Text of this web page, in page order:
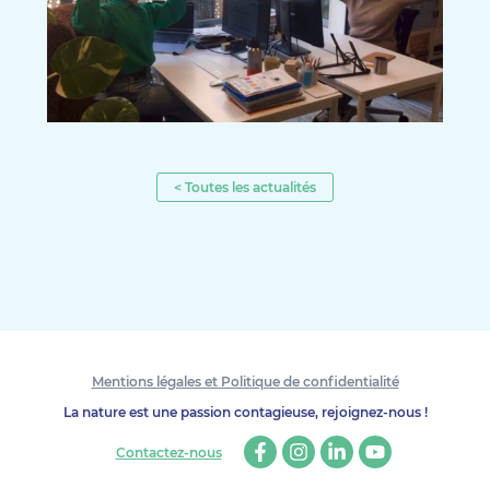
< Toutes les actualités
Mentions légales et Politique de confidentialité
La nature est une passion contagieuse, rejoignez-nous !
Contactez-nous FacebookInstagram
LinkedinYoutube